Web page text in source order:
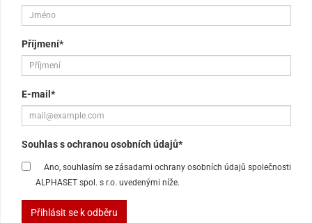
Příjmení*
E-mail*
Souhlas s ochranou osobních údajů*
Ano, souhlasím se zásadami ochrany osobních údajů společnosti
ALPHASET spol. s r.o. uvedenými níže.
Přihlásit se k odběru